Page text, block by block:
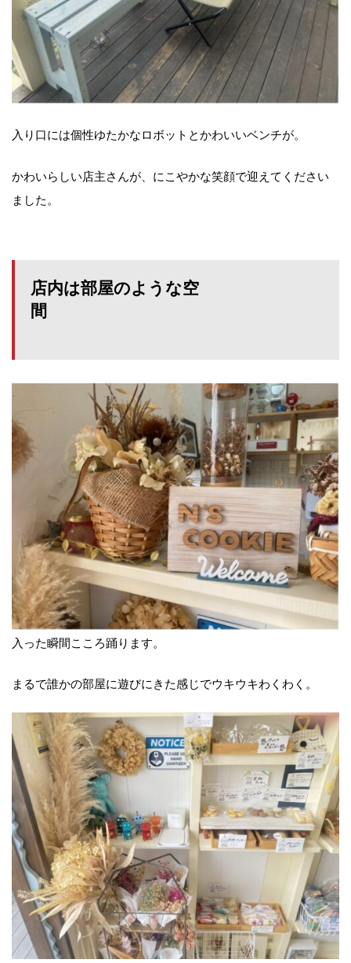
入り口には個性ゆたかなロボットとかわいいベンチが。
かわいらしい店主さんが、にこやかな笑顔で迎えてください
ました。
店内は部屋のような空
間
入った瞬間こころ踊ります。
まるで誰かの部屋に遊びにきた感じでウキウキわくわく。